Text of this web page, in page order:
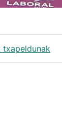
txapeldunak